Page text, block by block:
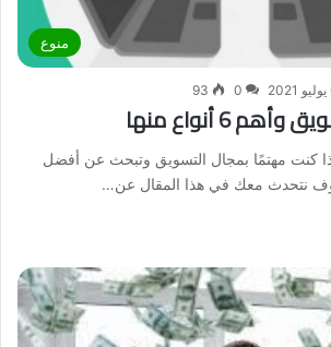
منوع
0
93
6 أنواع منها
كنت مهتمًا بمجال التسويق وتبحث عن أفضل
نتحدث معك في هذا المقال عن…